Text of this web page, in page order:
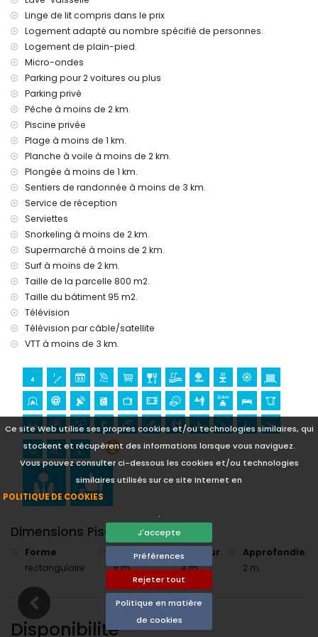
Ce site Web utilise ses propres cookies et/ou technologies similaires, qui
stockent et récupèrent des informations lorsque vous naviguez.
Vous pouvez consulter ci-dessous les cookies et/ou technologies
similaires utilisés sur ce site Internet en
POLITIQUE DE COOKIES
.
J'accepte
Préférences
Rejeter tout
Politique en matière
de cookies
chauffage central et air conditionné
Activités de divertissement et de loisirs pour vos vacances
à Jávea, Costa Blanca
bar, promenade (Paseo Marítimo et Jávea) (à moins de
1000 mètres de la maison)
cinéma, théâtre et discothèque (à moins de 5 kilomètres de
la maison)
Sites et culture à Jávea, Costa Blanca
musée (Histórico de Jávea), église (Virgen de Loreto, Puerto,
Jávea), ruine (Molinos de Viento, Jávea), monument
(Pueblo Histórico, Jávea), bâtiment architectural (Histórico
de Jávea), lieu historique (Pueblo Histórico et Jávea) (à
moins de 5 kilomètres de l'hébergement)
palais (Palacio Real de Valencia) (à moins de 25 kilomètres
de l'hébergement)
Sports
plongée (à moins de 1000 mètres de la villa)
tennis, randonnée, VTT, cyclisme, escalade, canoë, kayak,
pêche, snorkeling, surf et planche à voile (à moins de 5
kilomètres de la villa)
golf (Club de Golf de Jávea) et équitation (à moins de 10
kilomètres de la villa)
Linge de lit compris dans le prix
Logement adapté au nombre spécifié de personnes.
Logement de plain-pied.
Micro-ondes
Parking pour 2 voitures ou plus
Parking privé
Pêche à moins de 2 km.
Piscine privée
Plage à moins de 1 km.
Planche à voile à moins de 2 km.
Plongée à moins de 1 km.
Sentiers de randonnée à moins de 3 km.
Service de réception
Serviettes
Snorkeling à moins de 2 km.
Supermarché à moins de 2 km.
Surf à moins de 2 km.
Taille de la parcelle 800 m2.
Taille du bâtiment 95 m2.
Télévision
Télévision par câble/satellite
VTT à moins de 3 km.
Dimensions Piscine
Forme:
rectangulaire
Longueur:
8 m.
Largeur:
4 m.
Approfondie:
2 m.
Disponibilité